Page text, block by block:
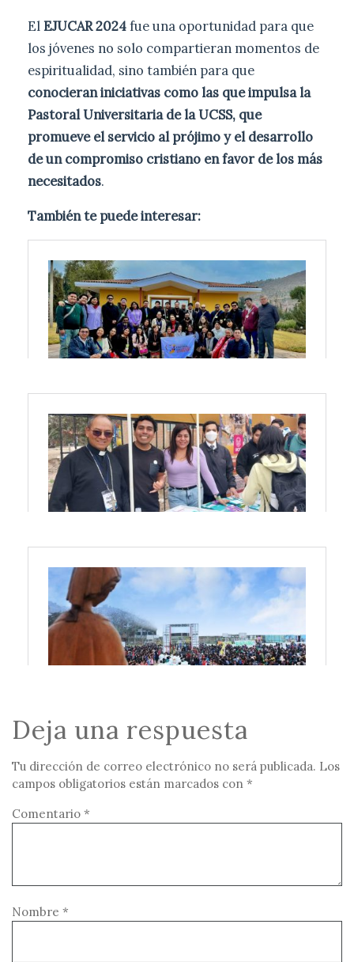
ElEJUCAR 2024fue una oportunidad para que
los jóvenes no solo compartieran momentos de
espiritualidad, sino también para que
conocieran iniciativas como las que impulsa la
Pastoral Universitaria de la UCSS, que
promueve el servicio al prójimo y el desarrollo
de un compromiso cristiano en favor de los más
necesitados.
También te puede interesar:
Deja una respuesta
Tu dirección de correo electrónico no será publicada. Los
campos obligatorios están marcados con *
Comentario *
Nombre *